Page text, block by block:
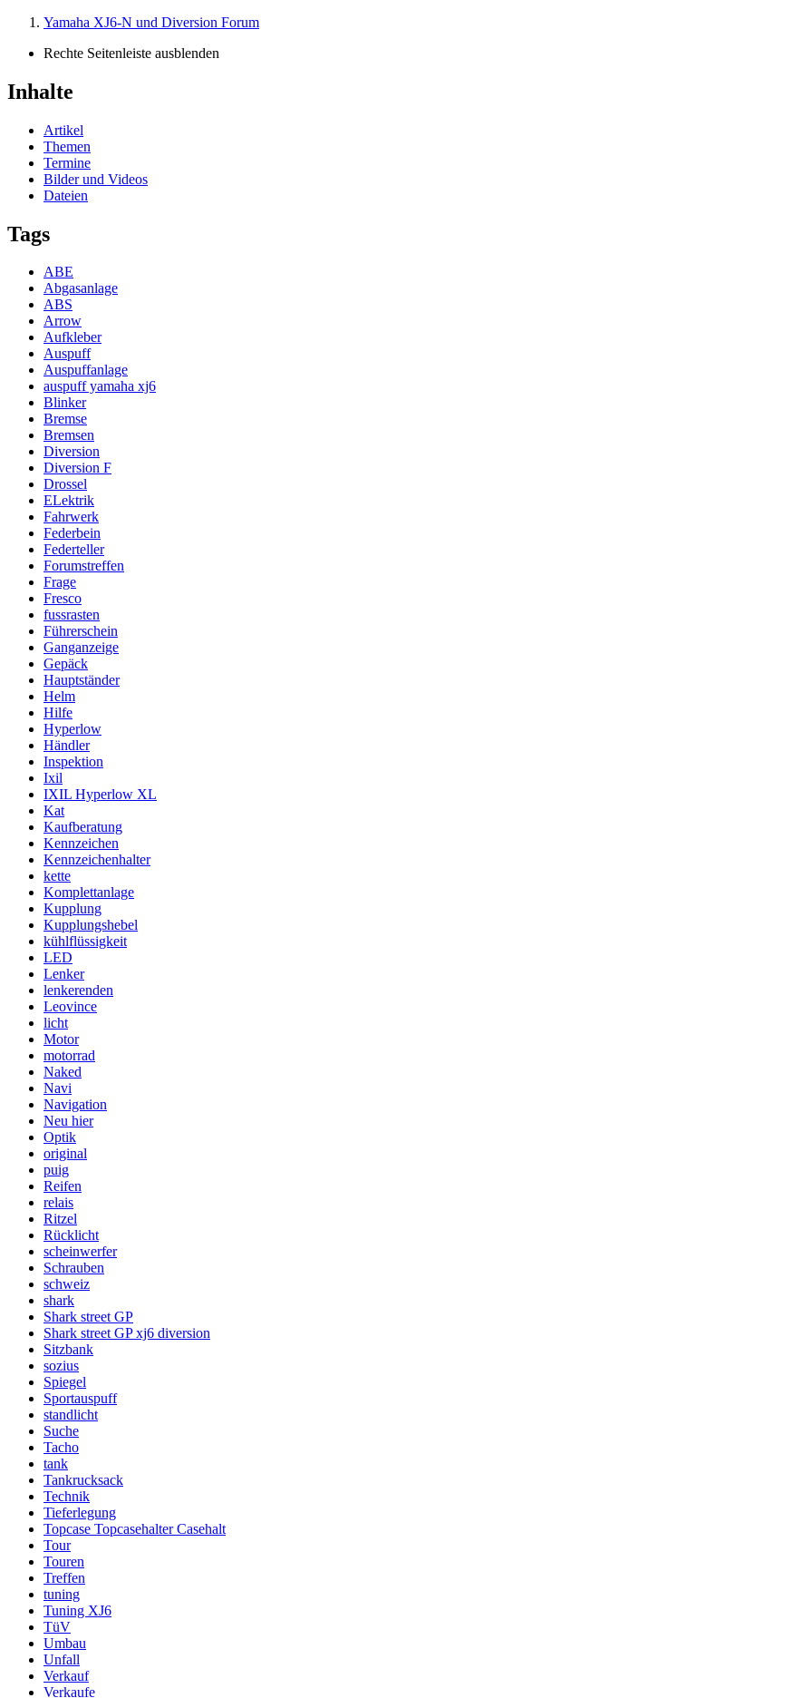
Yamaha XJ6-N und Diversion Forum
Rechte Seitenleiste ausblenden
Inhalte
Artikel
Themen
Termine
Bilder und Videos
Dateien
Tags
ABE
Abgasanlage
ABS
Arrow
Aufkleber
Auspuff
Auspuffanlage
auspuff yamaha xj6
Blinker
Bremse
Bremsen
Diversion
Diversion F
Drossel
ELektrik
Fahrwerk
Federbein
Federteller
Forumstreffen
Frage
Fresco
fussrasten
Führerschein
Ganganzeige
Gepäck
Hauptständer
Helm
Hilfe
Hyperlow
Händler
Inspektion
Ixil
IXIL Hyperlow XL
Kat
Kaufberatung
Kennzeichen
Kennzeichenhalter
kette
Komplettanlage
Kupplung
Kupplungshebel
kühlflüssigkeit
LED
Lenker
lenkerenden
Leovince
licht
Motor
motorrad
Naked
Navi
Navigation
Neu hier
Optik
original
puig
Reifen
relais
Ritzel
Rücklicht
scheinwerfer
Schrauben
schweiz
shark
Shark street GP
Shark street GP xj6 diversion
Sitzbank
sozius
Spiegel
Sportauspuff
standlicht
Suche
Tacho
tank
Tankrucksack
Technik
Tieferlegung
Topcase Topcasehalter Casehalt
Tour
Touren
Treffen
tuning
Tuning XJ6
TüV
Umbau
Unfall
Verkauf
Verkaufe